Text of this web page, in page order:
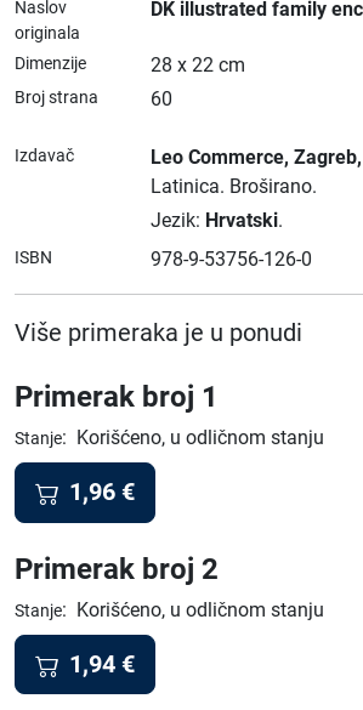
Naslov
originala
DK illustrated family
Dimenzije 28 x 22 cm
Broj strana 60
Izdavač Leo Commerce, Zagreb
Latinica. Broširano.
Jezik: Hrvatski.
ISBN 978-9-53756-126-0
Više primeraka je u ponudi
Primerak broj 1
Stanje: Korišćeno, u odličnom stanju
1,96 €
Primerak broj 2
Stanje: Korišćeno, u odličnom stanju
1,94 €